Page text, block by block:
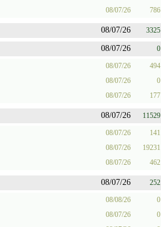
08/07/26 786
08/07/26 3325
08/07/26 0
08/07/26 494
08/07/26 0
08/07/26 177
08/07/26 11529
08/07/26 141
08/07/26 19231
08/07/26 462
08/07/26 252
08/08/26 0
08/07/26 0